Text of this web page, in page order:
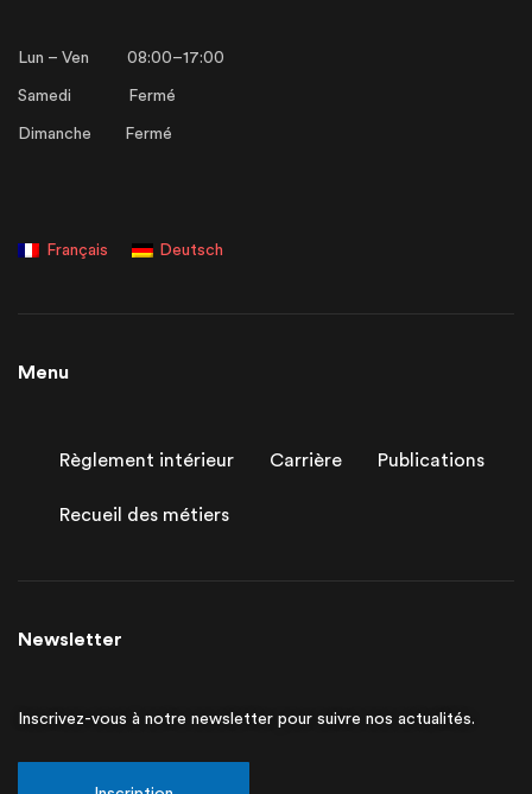
Lun – Ven 08:00–17:00
Samedi Fermé
Dimanche Fermé
Français Deutsch
Menu
Règlement intérieur Carrière Publications
Recueil des métiers
Newsletter
Inscrivez-vous à notre newsletter pour suivre nos actualités.